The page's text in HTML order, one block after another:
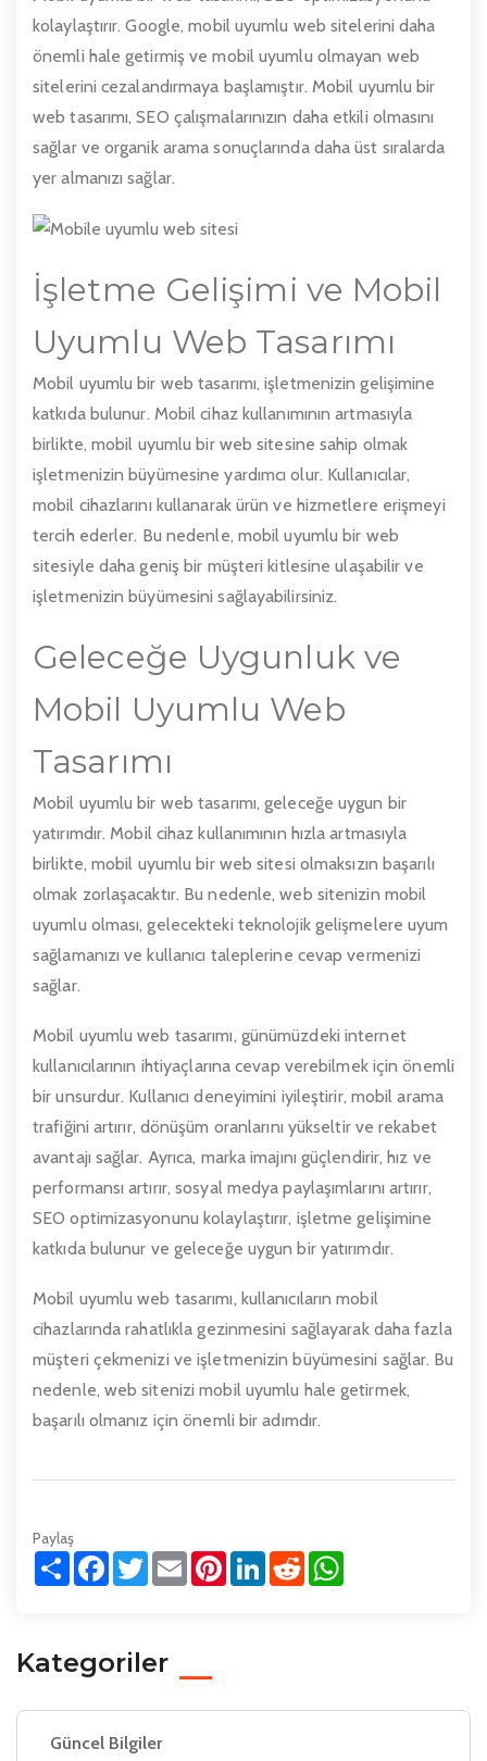
kolaylaştırır. Google, mobil uyumlu web sitelerini daha
önemli hale getirmiş ve mobil uyumlu olmayan web
sitelerini cezalandırmaya başlamıştır. Mobil uyumlu bir
web tasarımı, SEO çalışmalarınızın daha etkili olmasını
sağlar ve organik arama sonuçlarında daha üst sıralarda
yer almanızı sağlar.
İşletme Gelişimi ve Mobil
Uyumlu Web Tasarımı
Mobil uyumlu bir web tasarımı, işletmenizin gelişimine
katkıda bulunur. Mobil cihaz kullanımının artmasıyla
birlikte, mobil uyumlu bir web sitesine sahip olmak
işletmenizin büyümesine yardımcı olur. Kullanıcılar,
mobil cihazlarını kullanarak ürün ve hizmetlere erişmeyi
tercih ederler. Bu nedenle, mobil uyumlu bir web
sitesiyle daha geniş bir müşteri kitlesine ulaşabilir ve
işletmenizin büyümesini sağlayabilirsiniz.
Geleceğe Uygunluk ve
Mobil Uyumlu Web
Tasarımı
Mobil uyumlu bir web tasarımı, geleceğe uygun bir
yatırımdır. Mobil cihaz kullanımının hızla artmasıyla
birlikte, mobil uyumlu bir web sitesi olmaksızın başarılı
olmak zorlaşacaktır. Bu nedenle, web sitenizin mobil
uyumlu olması, gelecekteki teknolojik gelişmelere uyum
sağlamanızı ve kullanıcı taleplerine cevap vermenizi
sağlar.
Mobil uyumlu web tasarımı, günümüzdeki internet
kullanıcılarının ihtiyaçlarına cevap verebilmek için önemli
bir unsurdur. Kullanıcı deneyimini iyileştirir, mobil arama
trafiğini artırır, dönüşüm oranlarını yükseltir ve rekabet
avantajı sağlar. Ayrıca, marka imajını güçlendirir, hız ve
performansı artırır, sosyal medya paylaşımlarını artırır,
SEO optimizasyonunu kolaylaştırır, işletme gelişimine
katkıda bulunur ve geleceğe uygun bir yatırımdır.
Mobil uyumlu web tasarımı, kullanıcıların mobil
cihazlarında rahatlıkla gezinmesini sağlayarak daha fazla
müşteri çekmenizi ve işletmenizin büyümesini sağlar. Bu
nedenle, web sitenizi mobil uyumlu hale getirmek,
başarılı olmanız için önemli bir adımdır.
Paylaş
Paylaş FacebookTwitterEmail PinterestLinkedInReddit
Kategoriler
Güncel Bilgiler